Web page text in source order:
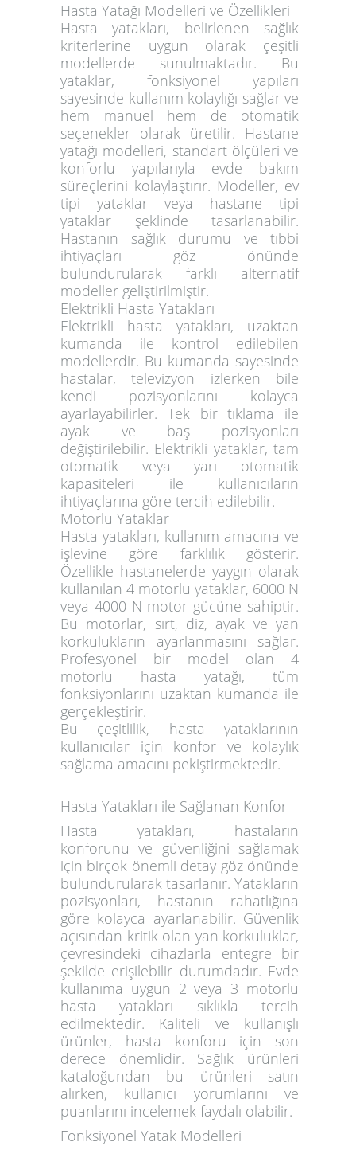
Hasta Yatağı Modelleri ve Özellikleri
Hasta yatakları, belirlenen sağlık
kriterlerine uygun olarak çeşitli
modellerde sunulmaktadır. Bu
yataklar, fonksiyonel yapıları
sayesinde kullanım kolaylığı sağlar ve
hem manuel hem de otomatik
seçenekler olarak üretilir. Hastane
yatağı modelleri, standart ölçüleri ve
konforlu yapılarıyla evde bakım
süreçlerini kolaylaştırır. Modeller, ev
tipi yataklar veya hastane tipi
yataklar şeklinde tasarlanabilir.
Hastanın sağlık durumu ve tıbbi
ihtiyaçları göz önünde
bulundurularak farklı alternatif
modeller geliştirilmiştir.
Elektrikli Hasta Yatakları
Elektrikli hasta yatakları, uzaktan
kumanda ile kontrol edilebilen
modellerdir. Bu kumanda sayesinde
hastalar, televizyon izlerken bile
kendi pozisyonlarını kolayca
ayarlayabilirler. Tek bir tıklama ile
ayak ve baş pozisyonları
değiştirilebilir. Elektrikli yataklar, tam
otomatik veya yarı otomatik
kapasiteleri ile kullanıcıların
ihtiyaçlarına göre tercih edilebilir.
Motorlu Yataklar
Hasta yatakları, kullanım amacına ve
işlevine göre farklılık gösterir.
Özellikle hastanelerde yaygın olarak
kullanılan 4 motorlu yataklar, 6000 N
veya 4000 N motor gücüne sahiptir.
Bu motorlar, sırt, diz, ayak ve yan
korkulukların ayarlanmasını sağlar.
Profesyonel bir model olan 4
motorlu hasta yatağı, tüm
fonksiyonlarını uzaktan kumanda ile
gerçekleştirir.
Bu çeşitlilik, hasta yataklarının
kullanıcılar için konfor ve kolaylık
sağlama amacını pekiştirmektedir.
Hasta Yatakları ile Sağlanan Konfor
Hasta yatakları, hastaların
konforunu ve güvenliğini sağlamak
için birçok önemli detay göz önünde
bulundurularak tasarlanır. Yatakların
pozisyonları, hastanın rahatlığına
göre kolayca ayarlanabilir. Güvenlik
açısından kritik olan yan korkuluklar,
çevresindeki cihazlarla entegre bir
şekilde erişilebilir durumdadır. Evde
kullanıma uygun 2 veya 3 motorlu
hasta yatakları sıklıkla tercih
edilmektedir. Kaliteli ve kullanışlı
ürünler, hasta konforu için son
derece önemlidir. Sağlık ürünleri
kataloğundan bu ürünleri satın
alırken, kullanıcı yorumlarını ve
puanlarını incelemek faydalı olabilir.
Fonksiyonel Yatak Modelleri